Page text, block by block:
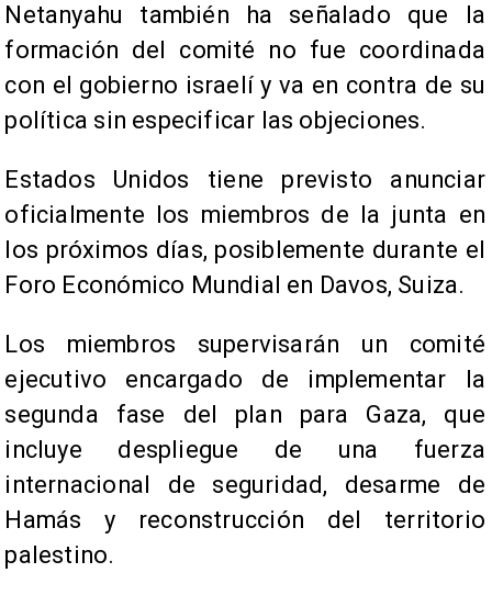
Netanyahu también ha señalado que la
formación del comité no fue coordinada
con el gobierno israelí y va en contra de su
política sin especificar las objeciones.
Estados Unidos tiene previsto anunciar
oficialmente los miembros de la junta en
los próximos días, posiblemente durante el
Foro Económico Mundial en Davos, Suiza.
Los miembros supervisarán un comité
ejecutivo encargado de implementar la
segunda fase del plan para Gaza, que
incluye despliegue de una fuerza
internacional de seguridad, desarme de
Hamás y reconstrucción del territorio
palestino.